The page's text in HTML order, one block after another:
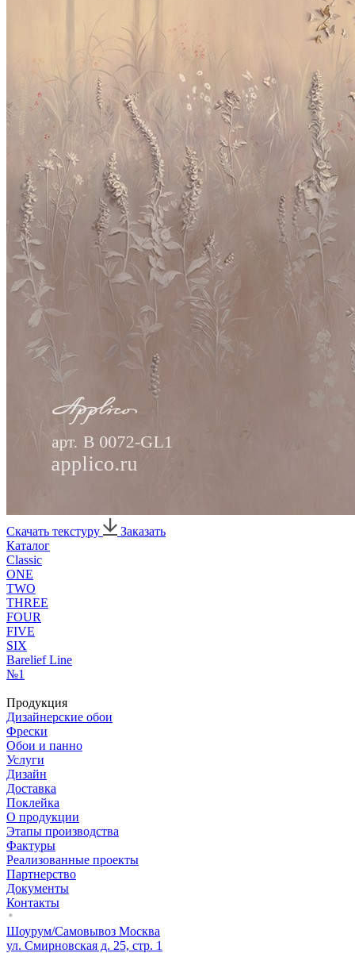
Скачать текстуру
Заказать
Каталог
Classic
ONE
TWO
THREE
FOUR
FIVE
SIX
Barelief Line
№1
Продукция
Дизайнерские обои
Фрески
Обои и панно
Услуги
Дизайн
Доставка
Поклейка
О продукции
Этапы производства
Фактуры
Реализованные проекты
Партнерство
Документы
Контакты
Шоурум/Самовывоз Москва
ул. Смирновская д. 25, стр. 1